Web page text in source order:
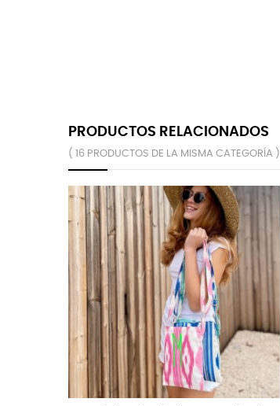
PRODUCTOS RELACIONADOS
( 16 PRODUCTOS DE LA MISMA CATEGORÍA )